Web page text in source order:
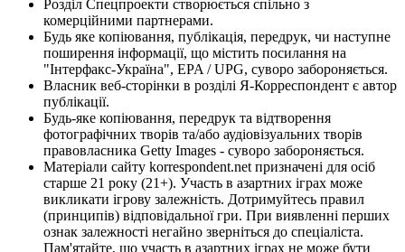
Розділ Спецпроекти створюється спільно з
комерційними партнерами.
Будь яке копіювання, публікація, передрук, чи наступне
поширення інформації, що містить посилання на
"Інтерфакс-Україна", EPA / UPG, суворо забороняється.
Власник веб-сторінки в розділі Я-Корреспондент є автор
публікації.
Будь-яке копіювання, передрук та відтворення
фотографічних творів та/або аудіовізуальних творів
правовласника Getty Images - суворо забороняється.
Матеріали сайту korrespondent.net призначені для осіб
старше 21 року (21+). Участь в азартних іграх може
викликати ігрову залежність. Дотримуйтесь правил
(принципів) відповідальної гри. При виявленні перших
ознак залежності негайно зверніться до спеціаліста.
Пам'ятайте, що участь в азартних іграх не може бути